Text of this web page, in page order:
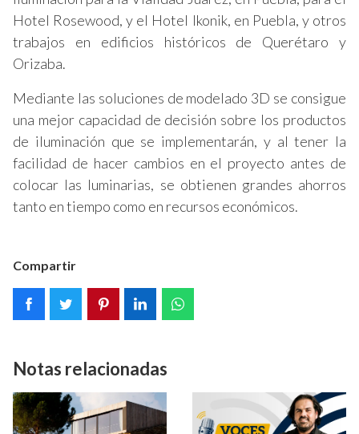
Hotel Rosewood, y el Hotel Ikonik, en Puebla, y otros
trabajos en edificios históricos de Querétaro y
Orizaba.
Mediante las soluciones de modelado 3D se consigue
una mejor capacidad de decisión sobre los productos
de iluminación que se implementarán, y al tener la
facilidad de hacer cambios en el proyecto antes de
colocar las luminarias, se obtienen grandes ahorros
tanto en tiempo como en recursos económicos.
Compartir
Notas relacionadas